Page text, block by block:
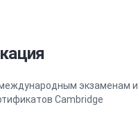
экзаменам и
Cambridge